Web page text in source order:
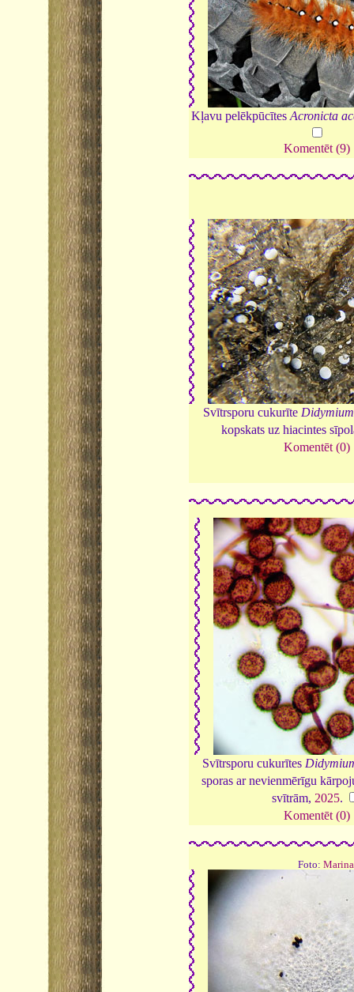
Kļavu pelēkpūcītes Acronicta
Komentēt (9)
Svītrsporu cukurīte
kopskats uz hiacintes
Komentēt (0)
Svītrsporu cukurītes
sporas ar nevienmērīgu
svītrām, 2025.
Komentēt (0)
Foto: